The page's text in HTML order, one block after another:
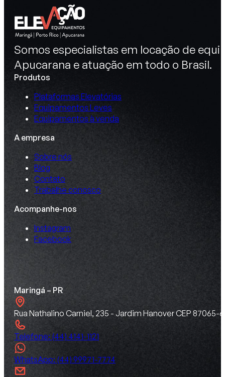
Somos especialistas em locação de
Apucarana e atuação em todo o Brasil.
Produtos
Plataformas Elevatórias
Equipamentos Leves
Equipamentos à venda
A empresa
Sobre nós
Blog
Contato
Trabalhe conosco
Acompanhe-nos
Instagram
Facebook
Maringá – PR
Rua Nathalino Carniel, 235 - Jardim Hanover CEP 87065-
Telefone: (44) 4141-1121
WhatsApp: (44) 99971-7774